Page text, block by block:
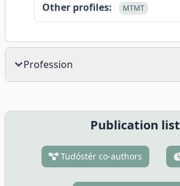
Other profiles: MTMT
Profession
Publication list
Tudóstér co-authors